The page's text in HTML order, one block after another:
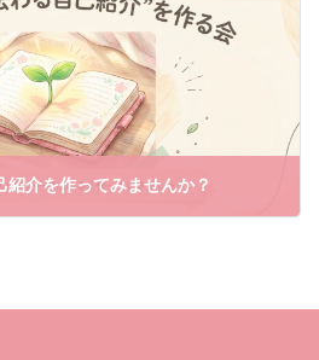
介を作ってみませんか？